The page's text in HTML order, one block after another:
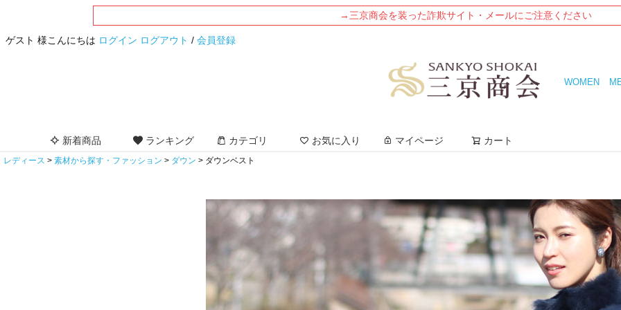
→三京商会を装った詐欺サイト・メールにご注意ください
ゲスト 様こんにちは ログイン ログアウト / 会員登録
WOMEN
新着商品 ランキング カテゴリ お気に入り マイページ カート
レディース 素材から探す・ファッション ダウン ダウンベスト